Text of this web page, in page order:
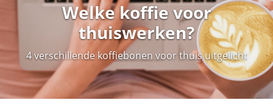
Welke koffie voor
thuiswerken?
4 verschillende koffiebonen voor thuis uitgelicht